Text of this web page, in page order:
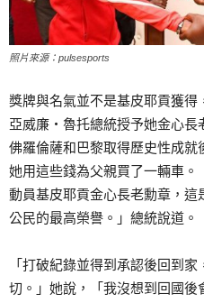
照片來源：pulsesports
獎牌與名氣並不是基皮耶貢獲
亞威廉‧魯托總統授予她金心
佛羅倫薩和巴黎取得歷史性成就
她用這些錢為父親買了一輛車
動員基皮耶貢金心長老勳章，
公民的最高榮譽。」總統說道。
「打破紀錄並得到承認後回到
切。」她說，「我沒想到回國